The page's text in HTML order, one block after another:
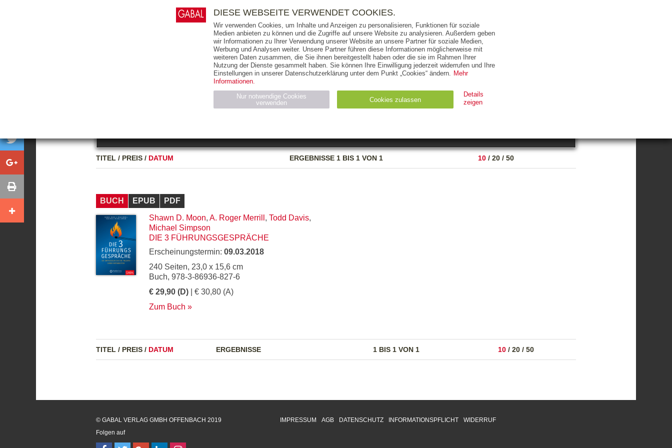
AUSGABEART AUS DER REIHE ZUM THEMA
TITEL / PREIS / DATUM ERGEBNISSE1 BIS 1 VON 1 10 / 20 / 50
BUCH EPUB
PDF
Shawn D. Moon, A. Roger Merrill , Todd Davis,
Michael Simpson
DIE 3 FÜHRUNGSGESPRÄCHE
Erscheinungstermin: 09.03.2018
240 Seiten, 23,0 x 15,6 cm
Buch, 978-3-86936-827-6
€ 29,90 (D) | € 30,80 (A)
Zum Buch
TITEL / PREIS / DATUM ERGEBNISSE 1 BIS 1 VON 1 10 / 20 / 50
E-BOOKS AUDIO-CDS MP3 NON-BOOKS
THEMEN AUTOREN VERLAG
RIGHTS PRESSE HANDEL FÜR UNTERNEHMEN
IMPRESSUM AGB DATENSCHUTZ INFORMATIONSPFLICHT WIDERRUF
© GABAL VERLAG GMBH OFFENBACH 2019
Folgen auf
DIESE WEBSEITE VERWENDET COOKIES.
Wir verwenden Cookies, um Inhalte und Anzeigen zu personalisieren, Funktionen für soziale
Medien anbieten zu können und die Zugriffe auf unsere Website zu analysieren. Außerdem geben
wir Informationen zu Ihrer Verwendung unserer Website an unsere Partner für soziale Medien,
Werbung und Analysen weiter. Unsere Partner führen diese Informationen möglicherweise mit
weiteren Daten zusammen, die Sie ihnen bereitgestellt haben oder die sie im Rahmen Ihrer
Nutzung der Dienste gesammelt haben. Sie können Ihre Einwilligung jederzeit widerrufen und Ihre
Einstellungen in unserer Datenschutzerklärung unter dem Punkt „Cookies“ ändern. Mehr
Informationen.
Nur notwendige Cookies
verwenden
Cookies zulassen
Details
zeigen
Name Anbieter Zweck Ablauf
Typ
Wird für die Speicherung der Benutzer-Session verwendet HTTP